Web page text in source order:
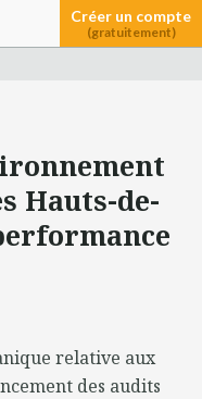
Créer un compte
(gratuitement)
Hauts-de-
relative aux
des audits